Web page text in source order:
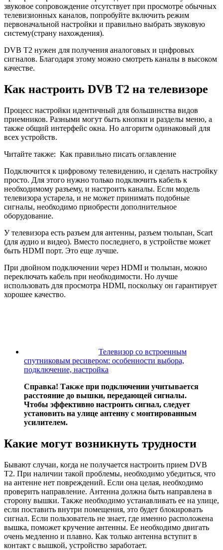
звуковое сопровождение отсутствует при просмотре обычных
телевизионных каналов, попробуйте включить режим
первоначальной настройки и правильно выбрать звуковую
систему(страну нахождения).
DVB T2 нужен для получения аналоговых и цифровых
сигналов. Благодаря этому можно смотреть каналы в высоком
качестве.
Как настроить DVB T2 на телевизоре
Процесс настройки идентичный для большинства видов
приемников. Разными могут быть кнопки и разделы меню, а
также общий интерфейс окна. Но алгоритм одинаковый для
всех устройств.
Читайте также: Как правильно писать оглавление
Подключится к цифровому телевидению, и сделать настройку
просто. Для этого нужно только подключить кабель к
необходимому разъему, и настроить каналы. Если модель
телевизора устарела, и не может принимать подобные
сигналы, необходимо приобрести дополнительное
оборудование.
У телевизора есть разъем для антенны, разъем тюльпан, Scart
(для аудио и видео). Вместо последнего, в устройстве может
быть HDMI порт. Это еще лучше.
При двойном подключении через HDMI и тюльпан, можно
переключать кабель при необходимости. Но лучше
использовать для просмотра HDMI, поскольку он гарантирует
хорошее качество.
Телевизор со встроенным
спутниковым ресивером: особенности выбора,
подключение, настройка
Справка! Также при подключении учитывается
расстояние до вышки, передающей сигналы.
Чтобы эффективно настроить сигнал, следует
установить на улице антенну с монтированным
усилителем.
Какие могут возникнуть трудности
Бывают случаи, когда не получается настроить прием DVB
T2. При наличии такой проблемы, необходимо убедиться, что
на антенне нет повреждений. Если она целая, необходимо
проверить направление. Антенна должна быть направлена в
сторону вышки. Также необходимо устанавливать ее на улице,
если поставить внутри помещения, это будет блокировать
сигнал. Если пользователь не знает, где именно расположена
вышка, поможет кручение антенны. Ее необходимо двигать
очень медленно и плавно. Как только антенна вступит в
контакт с вышкой, устройство заработает.